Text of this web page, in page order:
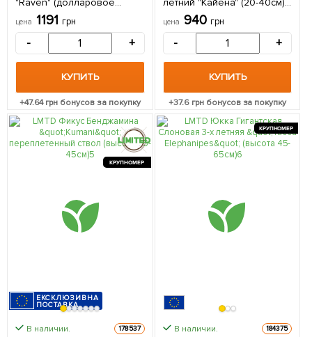
дерево) h45-55см 1
саженец в упаковке
(комнатный) Нидерланды
цена 1191 грн
- +
КУПИТЬ
+47.64грн бонусов за покупку
из Нидерландов 1 саженец
в упаковке
цена 940 грн
- +
КУПИТЬ
+37.6грн бонусов за покупку
КРУПНОМЕР
ЕКСКЛЮЗИВНА
ПОСТАВКА
В наличии. 178537
КРУПНОМЕР
В наличии. 184375